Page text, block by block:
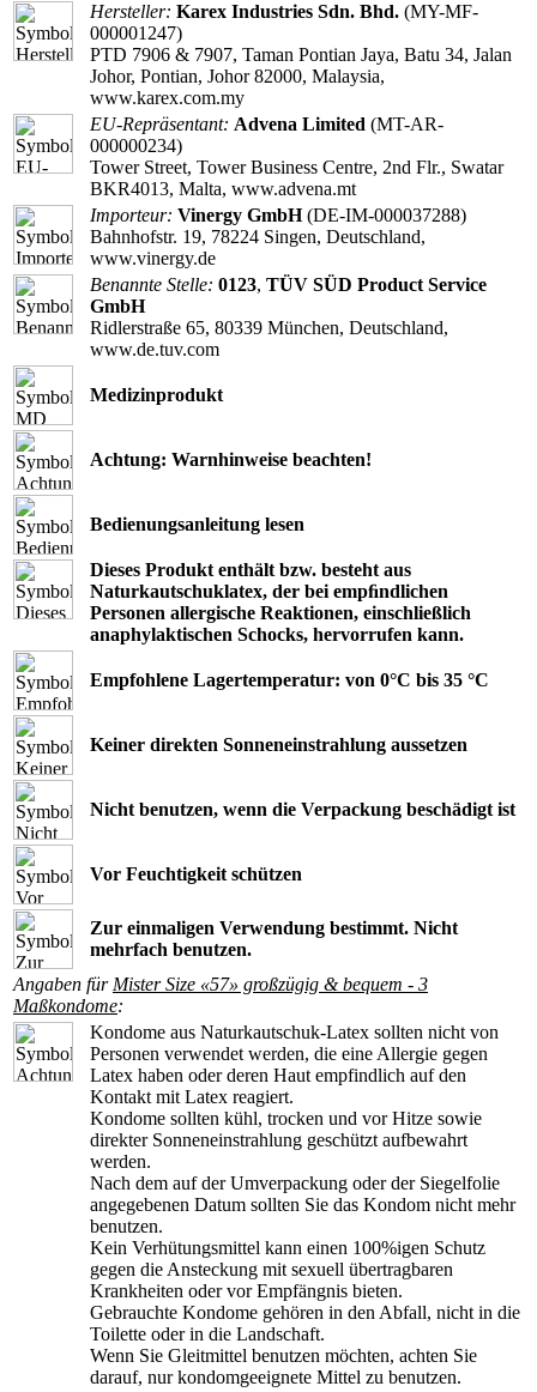
Hersteller: Karex Industries Sdn. Bhd. (MY-MF-
000001247)
PTD 7906 & 7907, Taman Pontian Jaya, Batu 34, Jalan
Johor, Pontian, Johor 82000, Malaysia,
www.karex.com.my
EU-Repräsentant: Advena Limited (MT-AR-
000000234)
Tower Street, Tower Business Centre, 2nd Flr., Swatar
BKR4013, Malta, www.advena.mt
Importeur: Vinergy GmbH(DE-IM-000037288)
Bahnhofstr. 19, 78224 Singen, Deutschland,
www.vinergy.de
Benannte Stelle: 0123, TÜV SÜD Product Service
GmbH
Ridlerstraße 65, 80339 München, Deutschland,
www.de.tuv.com
Medizinprodukt
Achtung: Warnhinweise beachten!
Bedienungsanleitung lesen
Dieses Produkt enthält bzw. besteht aus
Naturkautschuklatex, der bei empﬁndlichen
Personen allergische Reaktionen, einschließlich
anaphylaktischen Schocks, hervorrufen kann.
Empfohlene Lagertemperatur: von 0°C bis 35 °C
Keiner direkten Sonneneinstrahlung aussetzen
Nicht benutzen, wenn die Verpackung beschädigt ist
Vor Feuchtigkeit schützen
Zur einmaligen Verwendung bestimmt. Nicht
mehrfach benutzen.
Angaben für Mister Size «57» großzügig & bequem - 3
Maßkondome:
Kondome aus Naturkautschuk-Latex sollten nicht von
Personen verwendet werden, die eine Allergie gegen
Latex haben oder deren Haut empfindlich auf den
Kontakt mit Latex reagiert.
Kondome sollten kühl, trocken und vor Hitze sowie
direkter Sonneneinstrahlung geschützt aufbewahrt
werden.
Nach dem auf der Umverpackung oder der Siegelfolie
angegebenen Datum sollten Sie das Kondom nicht mehr
benutzen.
Kein Verhütungsmittel kann einen 100%igen Schutz
gegen die Ansteckung mit sexuell übertragbaren
Krankheiten oder vor Empfängnis bieten.
Gebrauchte Kondome gehören in den Abfall, nicht in die
Toilette oder in die Landschaft.
Wenn Sie Gleitmittel benutzen möchten, achten Sie
darauf, nur kondomgeeignete Mittel zu benutzen.